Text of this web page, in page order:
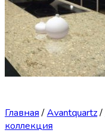
Главная /Avantquartz/
коллекция